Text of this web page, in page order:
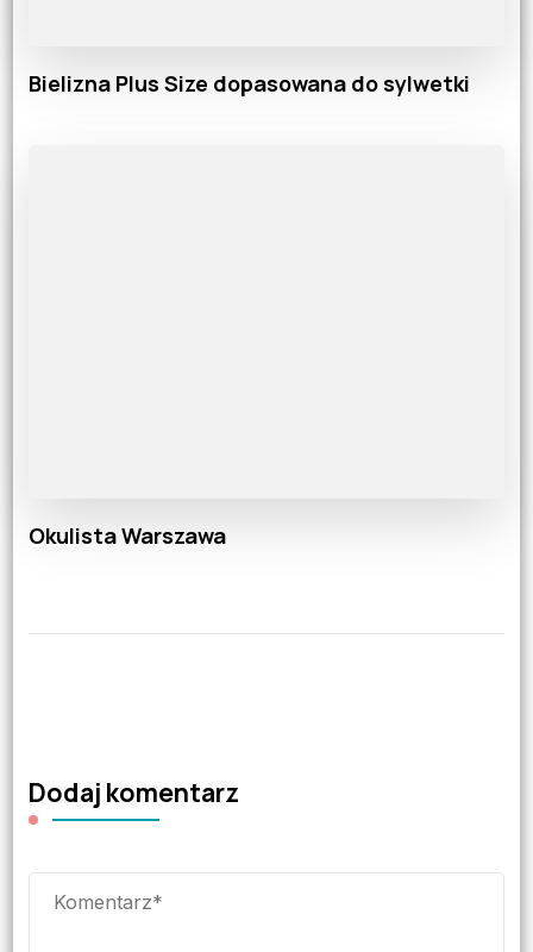
Bielizna Plus Size dopasowana do sylwetki
Okulista Warszawa
Dodaj komentarz